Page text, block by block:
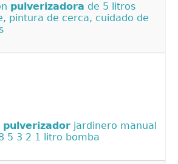
pulverizadora de 5 litros
pintura de cerca, cuidado de
pulverizador jardinero manual
5 3 2 1 litro bomba